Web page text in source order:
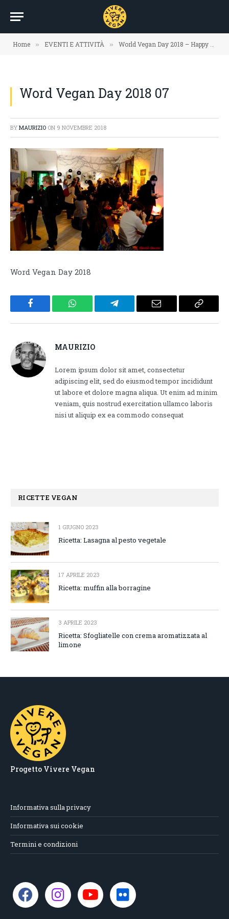
Home » EVENTI E ATTIVITÀ » World Vegan Day 2018 – Happy Hours
Word Vegan Day 2018 07
BY MAURIZIO ON 9 NOVEMBRE 2018
Word Vegan Day 2018
Facebook WhatsApp Telegram Email
Copy
MAURIZIO
Lorem ipsum dolor sit amet, consectetur
adipiscing elit, sed do eiusmod tempor incididunt
ut labore et dolore magna aliqua. Ut enim ad minim
veniam, quis nostrud exercitation ullamco laboris
nisi ut aliquip ex ea commodo consequat
RICETTE VEGAN
1 GIUGNO 2023
Ricetta: Lasagna al pesto vegetale
17 APRILE 2023
Ricetta: muffin alla borragine
3 APRILE 2023
Ricetta: Sfogliatelle con crema aromatizzata al
limone
Progetto Vivere Vegan
Informativa sulla privacy
Informativa sui cookie
Termini e condizioni